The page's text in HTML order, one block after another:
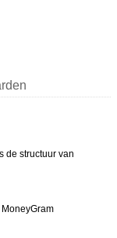
de structuur van
MoneyGram